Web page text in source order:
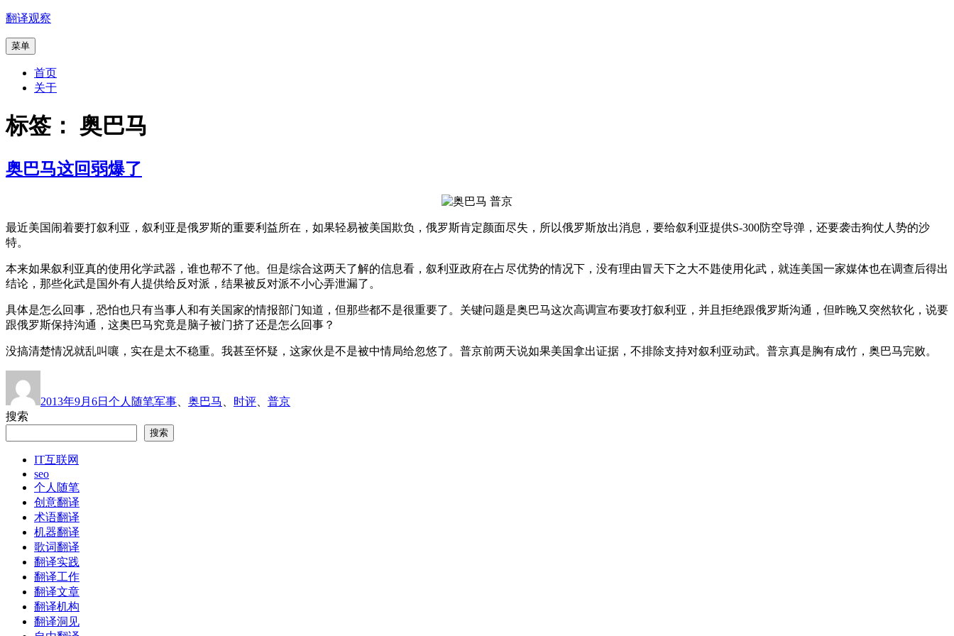
跳
内
翻译观察
菜单
首页
关于
标签： 奥巴马
奥巴马这回弱爆了
最近美国闹着要打叙利亚，叙利亚是俄罗斯的重要利益所在，如果轻易被美国欺负，俄罗斯肯定颜面尽失，所以俄罗斯放出消息，要给叙利亚提供S-300防空导弹，还要袭击狗仗人势的沙
特。
本来如果叙利亚真的使用化学武器，谁也帮不了他。但是综合这两天了解的信息看，叙利亚政府在占尽优势的情况下，没有理由冒天下之大不韪使用化武，就连美国一家媒体也在调查后得出
结论，那些化武是国外有人提供给反对派，结果被反对派不小心弄泄漏了。
具体是怎么回事，恐怕也只有当事人和有关国家的情报部门知道，但那些都不是很重要了。关键问题是奥巴马这次高调宣布要攻打叙利亚，并且拒绝跟俄罗斯沟通，但昨晚又突然软化，说要
跟俄罗斯保持沟通，这奥巴马究竟是脑子被门挤了还是怎么回事？
没搞清楚情况就乱叫嚷，实在是太不稳重。我甚至怀疑，这家伙是不是被中情局给忽悠了。普京前两天说如果美国拿出证据，不排除支持对叙利亚动武。普京真是胸有成竹，奥巴马完败。
于
2013年9月6日 个人随笔军事
奥巴马 时评
普京
搜索
搜索
IT互联网
seo
个人随笔
创意翻译
术语翻译
机器翻译
歌词翻译
翻译实践
翻译工作
翻译文章
翻译机构
翻译洞见